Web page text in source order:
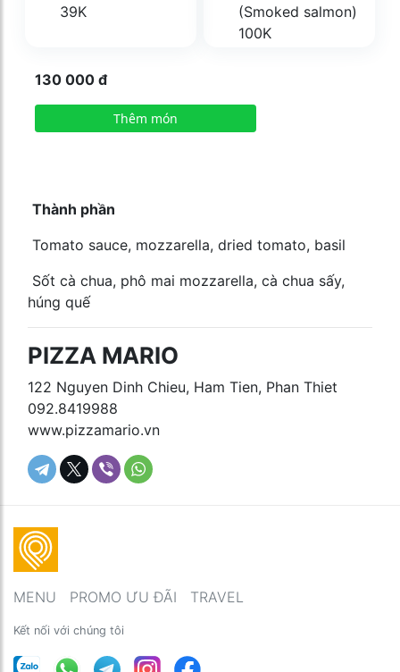
39K
(Smoked salmon)
100K
130 000 đ
Thêm món
Thành phần
Tomato sauce, mozzarella, dried tomato, basil
Sốt cà chua, phô mai mozzarella, cà chua sấy,
húng quế
PIZZA MARIO
122 Nguyen Dinh Chieu, Ham Tien, Phan Thiet
092.8419988
www.pizzamario.vn
MENU PROMO ƯU ĐÃI TRAVEL
Kết nối với chúng tôi